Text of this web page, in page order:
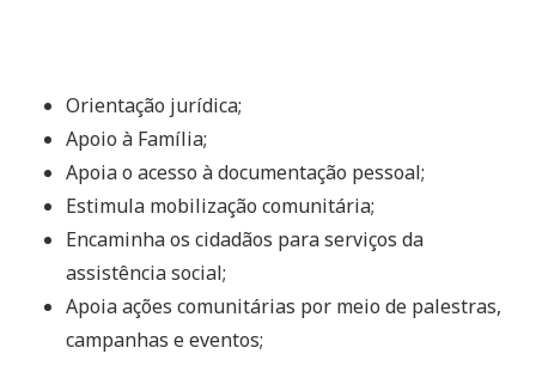
Orientação jurídica;
Apoio à Família;
Apoia o acesso à documentação pessoal;
Estimula mobilização comunitária;
Encaminha os cidadãos para serviços da
assistência social;
Apoia ações comunitárias por meio de palestras,
campanhas e eventos;